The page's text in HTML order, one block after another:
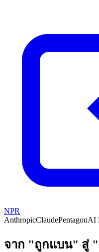
NPR
AnthropicClaudePentagonAI
จาก "ถูกแบน" สู่